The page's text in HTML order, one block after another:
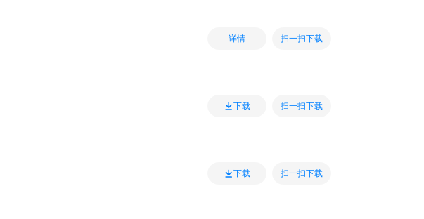
详情 扫一扫下载
下载 扫一扫下载
下载 扫一扫下载